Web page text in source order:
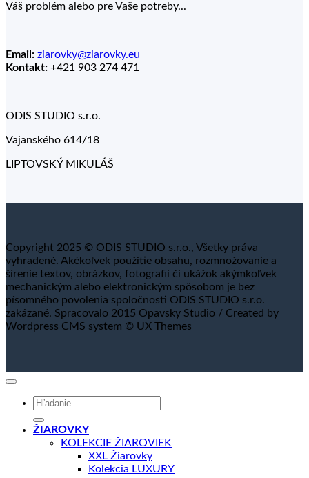
Váš problém alebo pre Vaše potreby...
Email: ziarovky@ziarovky.eu
Kontakt: +421 903 274 471
ODIS STUDIO s.r.o.
Vajanského 614/18
LIPTOVSKÝ MIKULÁŠ
Copyright 2025 © ODIS STUDIO s.r.o., Všetky práva
vyhradené. Akékoľvek použitie obsahu, rozmnožovanie a
šírenie textov, obrázkov, fotografií či ukážok akýmkoľvek
mechanickým alebo elektronickým spôsobom je bez
písomného povolenia spoločnosti ODIS STUDIO s.r.o.
zakázané. Spracovalo 2015 Opavsky Studio / Created by
Wordpress CMS system © UX Themes
Hľadať:
ŽIAROVKY
KOLEKCIE ŽIAROVIEK
XXL Žiarovky
Kolekcia LUXURY